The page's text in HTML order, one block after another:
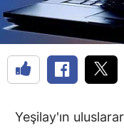
Yeşilay'ın